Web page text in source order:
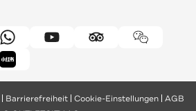
Barrierefreiheit Cookie-Einstellungen AGB